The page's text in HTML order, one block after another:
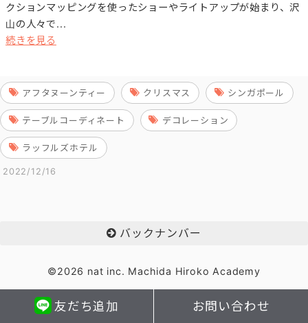
クションマッピングを使ったショーやライトアップが始まり、沢
山の人々で...
続きを見る
アフタヌーンティー クリスマス シンガポール
テーブルコーディネート デコレーション
ラッフルズホテル
2022/12/16
バックナンバー
友だち追加 お問い合わせ
©2026 nat inc. Machida Hiroko Academy